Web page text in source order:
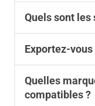
Quels sont
Exportez-
Quelles
compatibles ?